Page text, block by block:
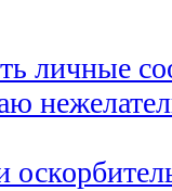
личные